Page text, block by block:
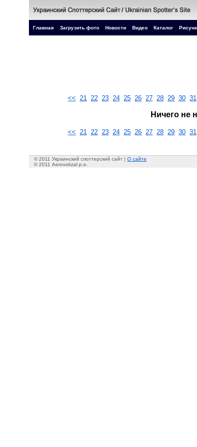
Главная Загрузить фото Новости Видео Каталог
<< 21 22 23 24 25 26 27 28 29 30 31
Ничего не
<< 21 22 23 24 25 26 27 28 29 30 31
© 2011 Украинский споттерский сайт | О сайте
© 2011 Aerovokzal p.e.